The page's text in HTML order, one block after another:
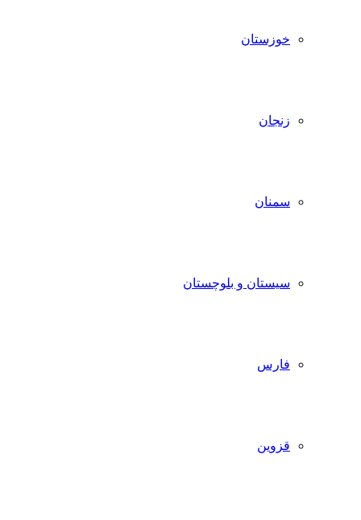
خوزستان
زنجان
سمنان
سیستان و بلوچستان
فارس
قزوین